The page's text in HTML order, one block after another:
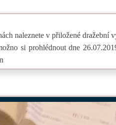
naleznete v přiložené dražební
si prohlédnout dne